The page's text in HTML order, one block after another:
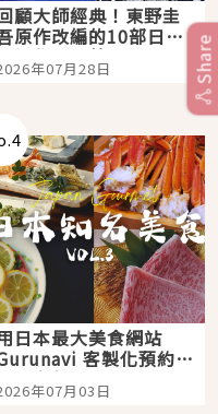
顧大師經典！東野圭
原作改編的10部日本
影視作品推薦
年07月28日
4
日本最大美食網站
客製化預約九
大都市餐廳，打造專屬
食體驗！
年07月03日
Share